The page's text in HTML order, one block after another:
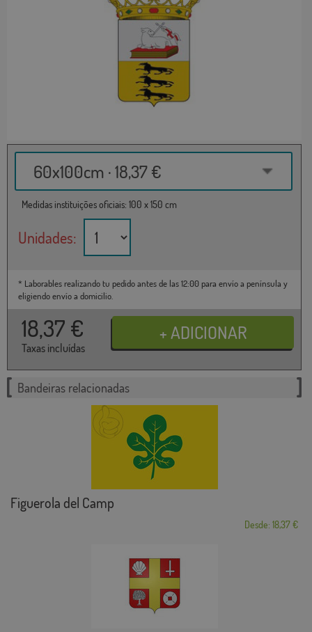
60x100cm · 18,37 €
Medidas instituições oficiais: 100 x 150 cm
Unidades:
* Laborables realizando tu pedido antes de las 12:00 para envío a península y
eligiendo envío a domicilio.
18,37 €
Taxas incluídas
Bandeiras relacionadas
Figuerola del Camp
Desde: 18,37 €